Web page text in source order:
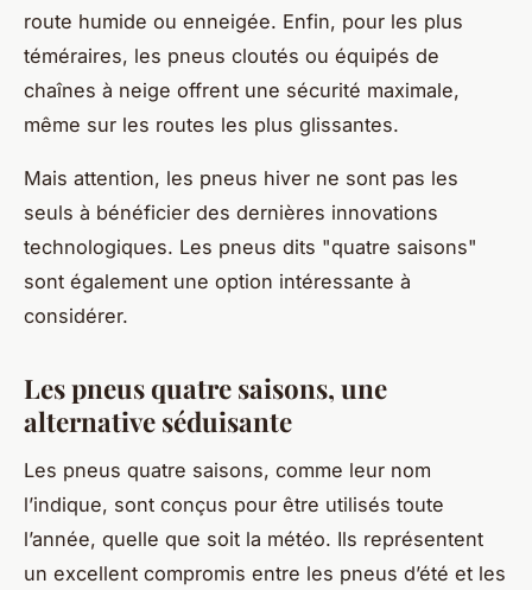
route humide ou enneigée. Enfin, pour les plus
téméraires, les pneus cloutés ou équipés de
chaînes à neige offrent une sécurité maximale,
même sur les routes les plus glissantes.
Mais attention, les pneus hiver ne sont pas les
seuls à bénéficier des dernières innovations
technologiques. Les pneus dits "quatre saisons"
sont également une option intéressante à
considérer.
Les pneus quatre saisons, une
alternative séduisante
Les pneus quatre saisons, comme leur nom
l’indique, sont conçus pour être utilisés toute
l’année, quelle que soit la météo. Ils représentent
un excellent compromis entre les pneus d’été et les